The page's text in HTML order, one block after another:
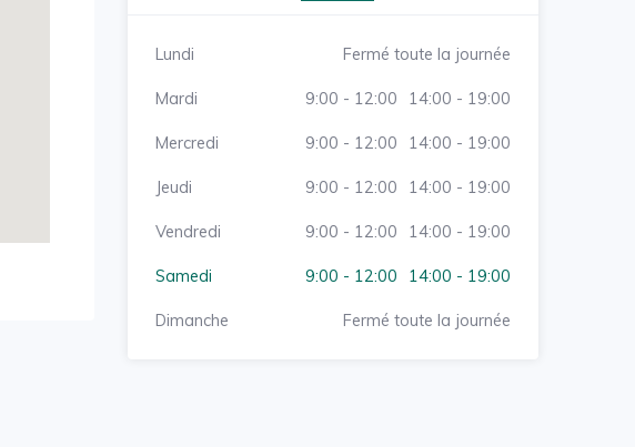
Lundi Fermé toute la journée
Mardi 14:00 - 19:00
9:00 - 12:00
Mercredi 14:00 - 19:00
9:00 - 12:00
Jeudi 14:00 - 19:00
9:00 - 12:00
Vendredi 14:00 - 19:00
9:00 - 12:00
Samedi 14:00 - 19:00
9:00 - 12:00
Dimanche Fermé toute la journée